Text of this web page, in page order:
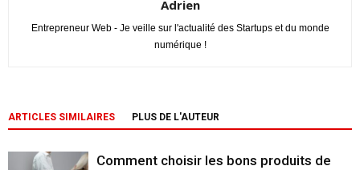
Adrien
Entrepreneur Web - Je veille sur l'actualité des Startups et du monde
numérique !
ARTICLES SIMILAIRES PLUS DE L'AUTEUR
Comment choisir les bons produits de